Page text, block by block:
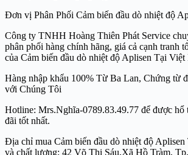
Đơn vị Phân Phối Cảm biến đầu dò nhiệt độ
Công ty TNHH Hoàng Thiên Phát Service
phân phối hàng chính hãng, giá cả cạnh tranh
của Cảm biến đầu dò nhiệt độ Aplisen Tại Việt
Hàng nhập khẩu 100% Từ Ba Lan, Chứng từ
với Chúng Tôi
Hotline: Mrs.Nghĩa-0789.83.49.77 để được hổ
đãi tốt nhất.
Địa chỉ mua Cảm biến đầu dò nhiệt độ
và chất lượng: 42 Võ Thị Sáu,Xã Hồ Tràm,